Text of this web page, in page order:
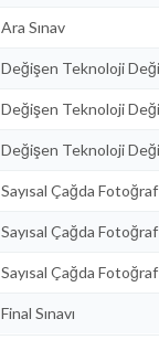
Ara Sınav
Değişen Teknoloji
Değişen Teknoloji
Değişen Teknoloji
Sayısal Çağda
Sayısal Çağda
Sayısal Çağda
Final Sınavı